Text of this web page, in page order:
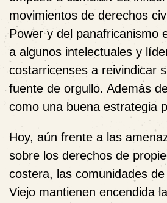
movimientos de derechos
Power y del panafricanismo
a algunos intelectuales y
costarricenses a reivindicar
fuente de orgullo. Además
como una buena estrategia
Hoy, aún frente a las
sobre los derechos de
costera, las comunidades
Viejo mantienen encendida